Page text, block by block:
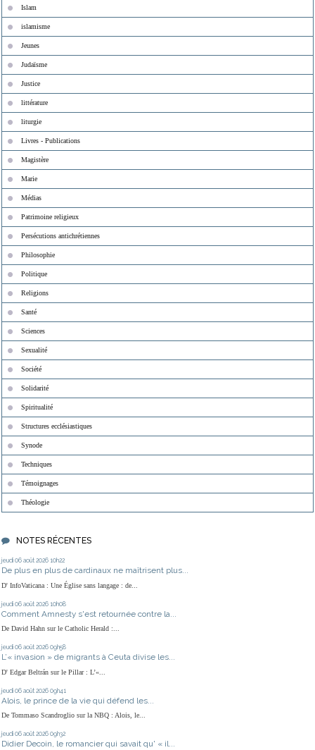
Islam
islamisme
Jeunes
Judaïsme
Justice
littérature
liturgie
Livres - Publications
Magistère
Marie
Médias
Patrimoine religieux
Persécutions antichrétiennes
Philosophie
Politique
Religions
Santé
Sciences
Sexualité
Société
Solidarité
Spiritualité
Structures ecclésiastiques
Synode
Techniques
Témoignages
Théologie
NOTES RÉCENTES
jeudi 06 août 2026 10h22
De plus en plus de cardinaux ne maîtrisent plus...
D' InfoVaticana : Une Église sans langage : de...
jeudi 06 août 2026 10h08
Comment Amnesty s'est retournée contre la...
De David Hahn sur le Catholic Herald :...
jeudi 06 août 2026 09h58
L’« invasion » de migrants à Ceuta divise les...
D' Edgar Beltrán sur le Pillar : L’«...
jeudi 06 août 2026 09h41
Alois, le prince de la vie qui défend les...
De Tommaso Scandroglio sur la NBQ : Alois, le...
jeudi 06 août 2026 09h32
Didier Decoin, le romancier qui savait qu' « il...